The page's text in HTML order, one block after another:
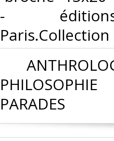
-
PHILOSOPHIE
PARADES‎